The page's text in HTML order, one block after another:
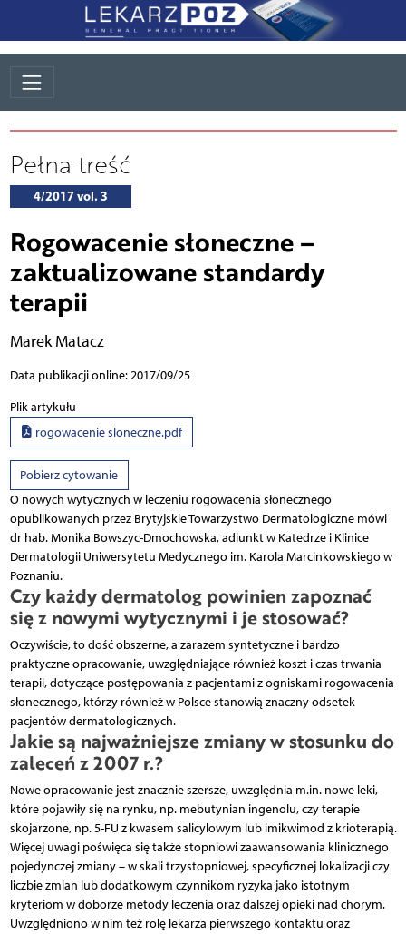
Pełna treść
4/2017 vol. 3
Rogowacenie słoneczne –
zaktualizowane standardy
terapii
Marek Matacz
Data publikacji online: 2017/09/25
Plik artykułu
rogowacenie sloneczne.pdf
Pobierz cytowanie
O nowych wytycznych w leczeniu rogowacenia słonecznego
opublikowanych przez Brytyjskie Towarzystwo Dermatologiczne mówi
dr hab. Monika Bowszyc-Dmochowska, adiunkt w Katedrze i Klinice
Dermatologii Uniwersytetu Medycznego im. Karola Marcinkowskiego w
Poznaniu.
Czy każdy dermatolog powinien zapoznać
się z nowymi wytycznymi i je stosować?
Oczywiście, to dość obszerne, a zarazem syntetyczne i bardzo
praktyczne opracowanie, uwzględniające również koszt i czas trwania
terapii, dotyczące postępowania z pacjentami z ogniskami rogowacenia
słonecznego, którzy również w Polsce stanowią znaczny odsetek
pacjentów dermatolo­gicznych.
Jakie są najważniejsze zmiany w stosunku do
zaleceń z 2007 r.?
Nowe opracowanie jest znacznie szersze, uwzględnia m.in. nowe leki,
które pojawiły się na rynku, np. mebutynian ingenolu, czy terapie
skojarzone, np. 5-FU z kwasem salicylowym lub imikwimod z krioterapią.
Więcej uwagi poświęca się także stopniowi zaawansowania klinicznego
pojedynczej zmiany – w skali trzystopniowej, specyficznej lokalizacji czy
liczbie zmian lub dodatkowym czynnikom ryzyka jako istotnym
kryteriom w doborze metody leczenia oraz dalszej opieki nad chorym.
Uwzględniono w nim też rolę lekarza pierwszego kontaktu oraz